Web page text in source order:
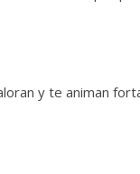
y te animan